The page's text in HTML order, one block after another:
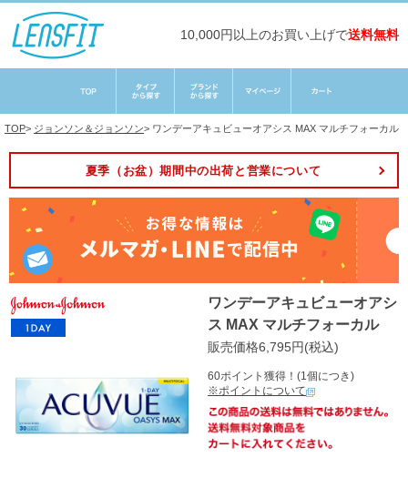
10,000円以上のお買い上げで送料無料
TOP> ジョンソン＆ジョンソン> ワンデーアキュビューオアシス MAX マルチフォーカル
夏季（お盆）期間中の出荷と営業について
ワンデーアキュビューオアシ
ス MAX マルチフォーカル
販売価格6,795円(税込)
60ポイント獲得！(1個につき)
※ポイントについて